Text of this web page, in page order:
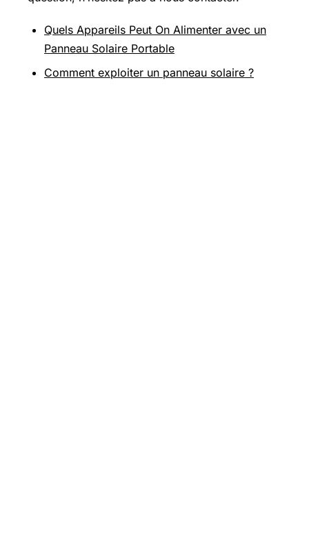
Quels Appareils Peut On Alimenter avec un
Panneau Solaire Portable
Comment exploiter un panneau solaire ?